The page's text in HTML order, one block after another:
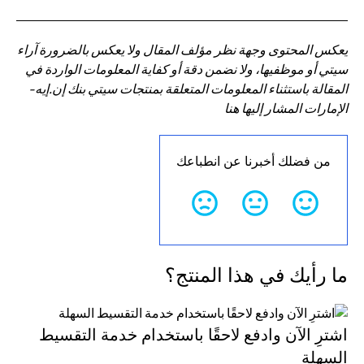
يعكس المحتوى وجهة نظر مؤلف المقال ولا يعكس بالضرورة آراء
سيتي أو موظفيها، ولا نضمن دقة أو كفاية المعلومات الواردة في
المقالة باستثناء المعلومات المتعلقة بمنتجات سيتي بنك إن.إيه-
الإمارات المشار إليها هنا
من فضلك أخبرنا عن انطباعك
ما رأيك في هذا المنتج؟
اشترِ الآن وادفع لاحقًا باستخدام خدمة التقسيط
السهلة